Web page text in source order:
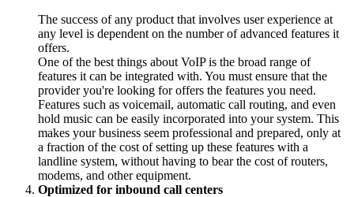
The success of any product that involves user experience at
any level is dependent on the number of advanced features it
offers.
One of the best things about VoIP is the broad range of
features it can be integrated with. You must ensure that the
provider you're looking for offers the features you need.
Features such as voicemail, automatic call routing, and even
hold music can be easily incorporated into your system. This
makes your business seem professional and prepared, only at
a fraction of the cost of setting up these features with a
landline system, without having to bear the cost of routers,
modems, and other equipment.
Optimized for inbound call centers